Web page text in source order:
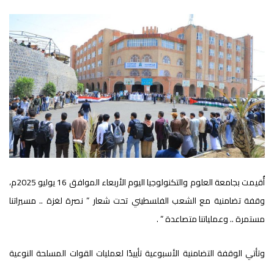
أُقيمت بجامعة العلوم والتكنولوجيا اليوم الأربعاء الموافق 16 يوليو 2025م،
وقفة تضامنية مع الشعب الفلسطيني تحت شعار ” نصرة لغزة .. مسيراتنا
مستمرة .. وعملياتنا متصاعدة ” .
وتأتي الوقفة التضامنية الأسبوعية تأييدًا لعمليات القوات المسلحة النوعية